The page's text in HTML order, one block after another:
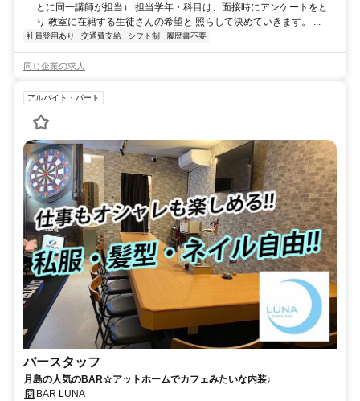
とに同一講師が担当） 担当学年・科目は、面接時にアンケートをと
り 教室に在籍する生徒さんの希望と 照らして決めていきます。 ...
社員登用あり 交通費支給 シフト制 履歴書不要
同じ企業の求人
アルバイト・パート
バースタッフ
月島の人気のBAR☆アットホームでカフェみたいな内装♩
BAR LUNA